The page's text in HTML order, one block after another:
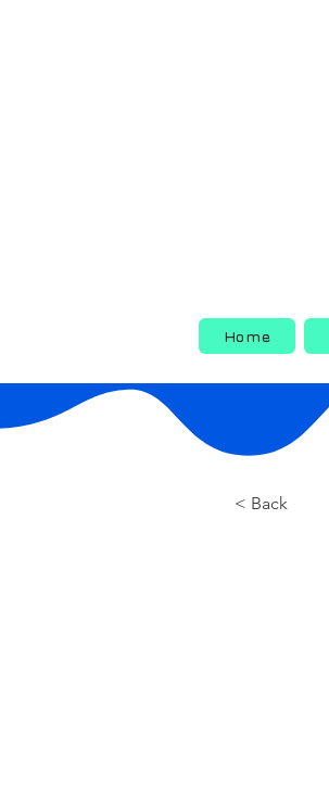
Home
< Back